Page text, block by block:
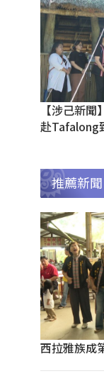
【涉己新
赴Tafalong
推薦新聞
西拉雅族成